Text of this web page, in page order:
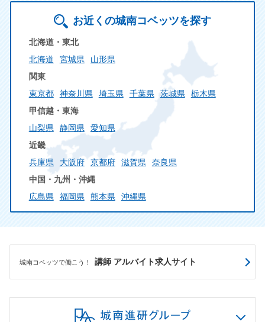
お近くの城南コベッツを探す
北海道・東北
北海道
宮城県
山形県
関東
東京都
神奈川県 埼玉県 千葉県 茨城県
栃木県
甲信越・東海
山梨県
静岡県
愛知県
近畿
兵庫県
大阪府 京都府 滋賀県
奈良県
中国・九州・沖縄
広島県
福岡県 熊本県 沖縄県
城南コベッツで働こう！ 講師 アルバイト求人サイト